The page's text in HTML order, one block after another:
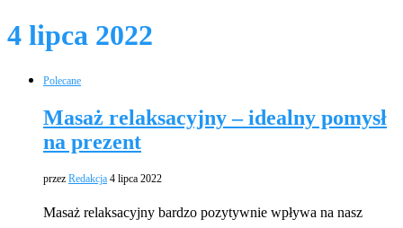
4 lipca 2022
Polecane
Masaż relaksacyjny – idealny pomysł
na prezent
przez Redakcja 4 lipca 2022
Masaż relaksacyjny bardzo pozytywnie wpływa na nasz